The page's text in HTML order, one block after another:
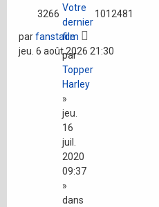
Votre
dernier
film
par
Topper
Harley
»
jeu.
16
juil.
2020
09:37
»
dans
3266 1012481
parfanstade
jeu. 6 août 2026 21:30